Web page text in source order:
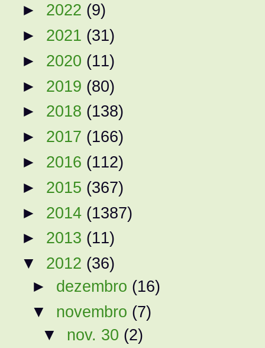
► 2022 (9)
► 2021 (31)
► 2020 (11)
► 2019 (80)
► 2018 (138)
► 2017 (166)
► 2016 (112)
► 2015 (367)
► 2014 (1387)
► 2013 (11)
▼ 2012 (36)
► dezembro (16)
▼ novembro (7)
▼ nov. 30 (2)